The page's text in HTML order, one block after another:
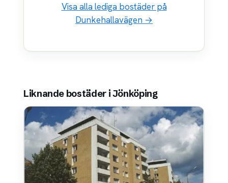
Visa alla lediga bostäder på
Dunkehallavägen →
Liknande bostäder i Jönköping